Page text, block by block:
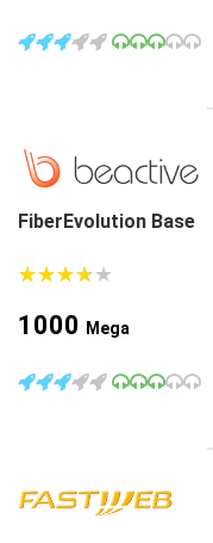
FiberEvolution Base
★★★★★
★★★★★
1000 Mega